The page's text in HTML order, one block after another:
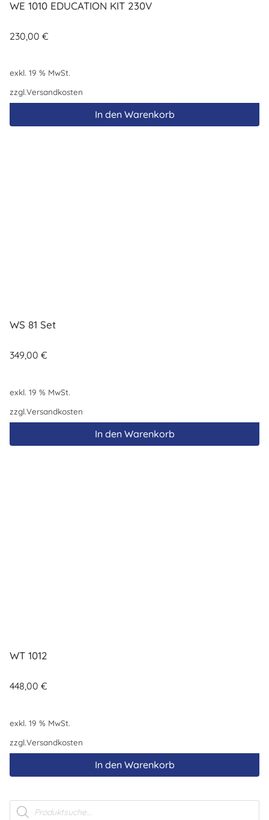
WE 1010 EDUCATION KIT 230V
230,00 €
exkl. 19 % MwSt.
zzgl.Versandkosten
In den Warenkorb
WS 81 Set
349,00 €
exkl. 19 % MwSt.
zzgl.Versandkosten
In den Warenkorb
WT 1012
448,00 €
exkl. 19 % MwSt.
zzgl.Versandkosten
In den Warenkorb
Products
search